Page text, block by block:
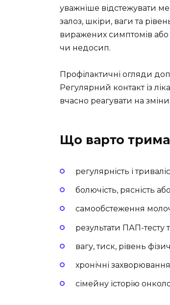
уважніше відстежувати
залоз, шкіри, ваги та
виражених симптомів або
чи недосип.
Профілактичні огляди
Регулярний контакт із
вчасно реагувати на зміни.
Що варто
регулярність і
болючість, рясність
самообстеження
результати ПАП-
вагу, тиск, рівень
хронічні
сімейну історію